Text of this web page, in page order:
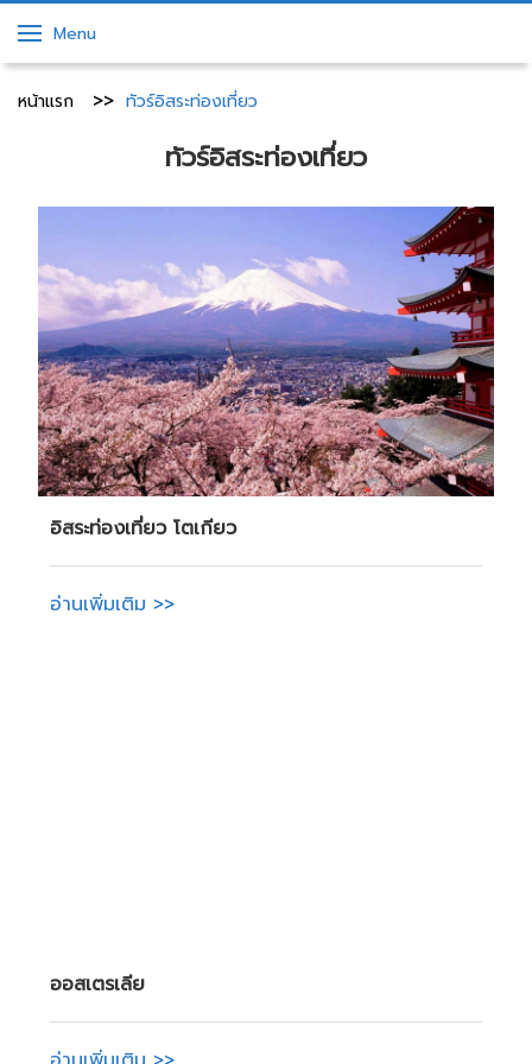
Menu
หน้าแรก ทัวร์อิสระท่องเที่ยว
ทัวร์อิสระท่องเที่ยว
อิสระท่องเที่ยว โตเกียว
อ่านเพิ่มเติม >>
ออสเตรเลีย